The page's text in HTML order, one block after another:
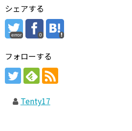
シェアする
error 0
フォローする
Tenty17